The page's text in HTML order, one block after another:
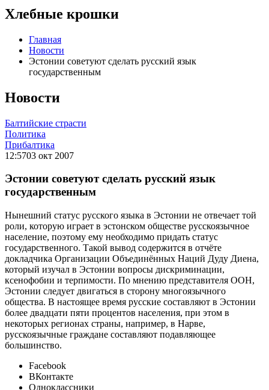
Хлебные крошки
Главная
Новости
Эстонии советуют сделать русский язык
государственным
Новости
Балтийские страсти
Политика
Прибалтика
12:5703 окт 2007
Эстонии советуют сделать русский язык
государственным
Нынешний статус русского языка в Эстонии не отвечает той
роли, которую играет в эстонском обществе русскоязычное
население, поэтому ему необходимо придать статус
государственного. Такой вывод содержится в отчёте
докладчика Организации Объединённых Наций Дуду Диена,
который изучал в Эстонии вопросы дискриминации,
ксенофобии и терпимости. По мнению представителя ООН,
Эстонии следует двигаться в сторону многоязычного
общества. В настоящее время русские составляют в Эстонии
более двадцати пяти процентов населения, при этом в
некоторых регионах страны, например, в Нарве,
русскоязычные граждане составляют подавляющее
большинство.
Facebook
ВКонтакте
Одноклассники